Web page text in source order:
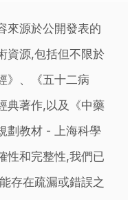
來源於公開發表的
資源,包括但不限於
》、《五十二病
典著作,以及《中藥
劃教材 - 上海科學
性和完整性,我們已
存在疏漏或錯誤之